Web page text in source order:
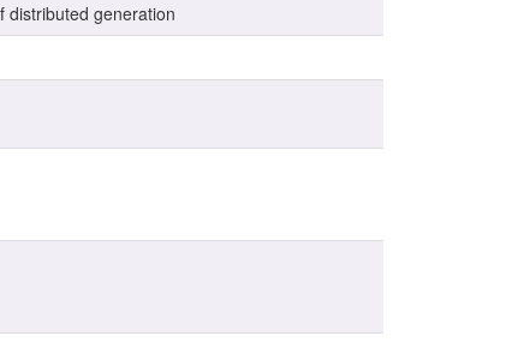
distributed generation